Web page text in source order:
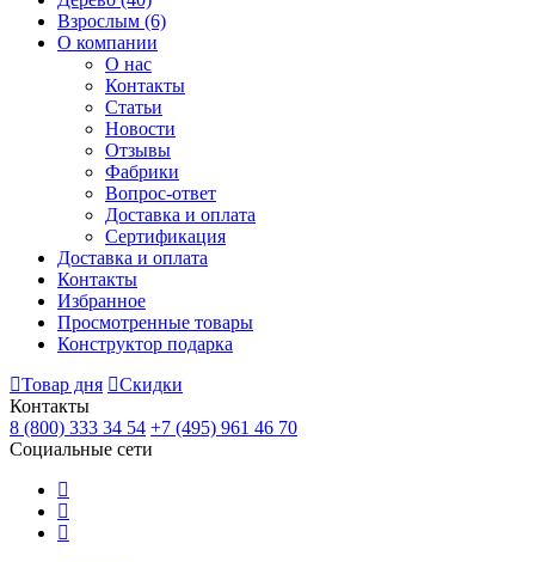
Взрослым (6)
О компании
О нас
Контакты
Статьи
Новости
Отзывы
Фабрики
Вопрос-ответ
Доставка и оплата
Сертификация
Доставка и оплата
Контакты
Избранное
Просмотренные товары
Конструктор подарка
Товар дня
Скидки
Контакты
8 (800) 333 34 54 +7 (495) 961 46 70
Социальные сети